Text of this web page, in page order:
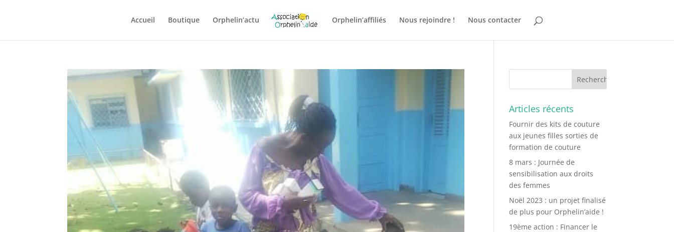
Accueil Boutique Orphelin’actu Orphelin’affiliés Nous rejoindre ! Nous contacter
Articles récents
Fournir des kits de couture
aux jeunes filles sorties de
formation de couture
8 mars : Journée de
sensibilisation aux droits
des femmes
Noël 2023 : un projet finalisé
de plus pour Orphelin’aide !
19ème action : Financer le